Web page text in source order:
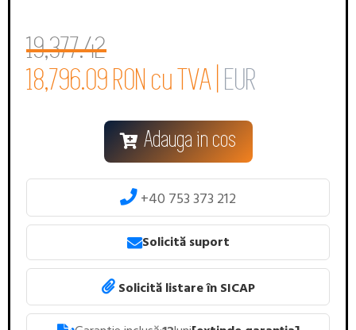
19,377.42
18,796.09 RON cu TVA | EUR
Adauga in cos
+40 753 373 212
Solicită suport
Solicită listare în SICAP